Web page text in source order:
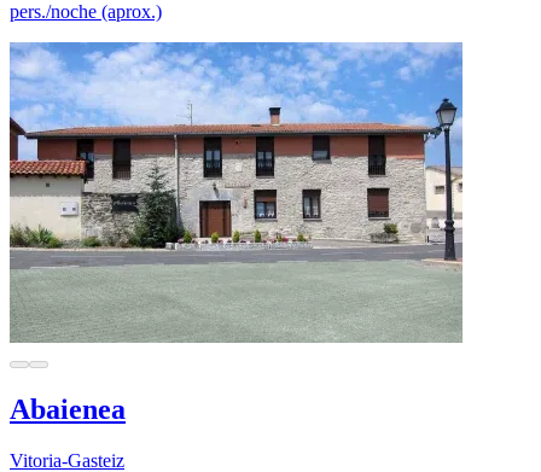
pers./noche (aprox.)
Abaienea
Vitoria-Gasteiz